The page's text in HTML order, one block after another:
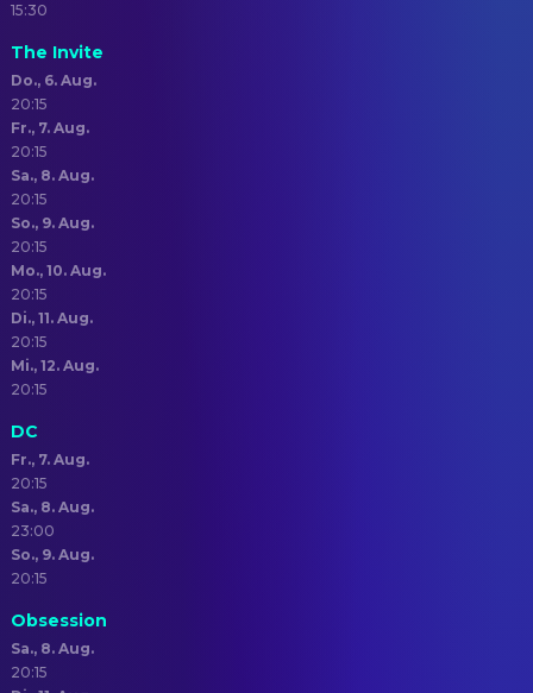
15:30
The Invite
Do., 6. Aug.
20:15
Fr., 7. Aug.
20:15
Sa., 8. Aug.
20:15
So., 9. Aug.
20:15
Mo., 10. Aug.
20:15
Di., 11. Aug.
20:15
Mi., 12. Aug.
20:15
DC
Fr., 7. Aug.
20:15
Sa., 8. Aug.
23:00
So., 9. Aug.
20:15
Obsession
Sa., 8. Aug.
20:15